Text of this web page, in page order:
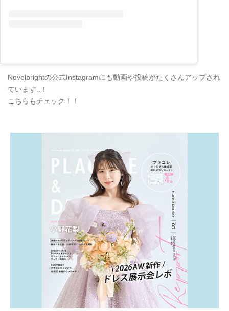
Novelbrightの公式Instagramにも動画や投稿がたくさんアップされ
ています..！
こちらもチェック！！